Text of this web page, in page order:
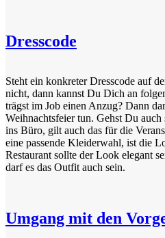
Dresscode
Steht ein konkreter Dresscode auf
nicht, dann kannst Du Dich an
trägst im Job einen Anzug? Dann
Weihnachtsfeier tun. Gehst Du
ins Büro, gilt auch das für die
eine passende Kleiderwahl, ist die
Restaurant sollte der Look elegant
darf es das Outfit auch sein.
Umgang mit den